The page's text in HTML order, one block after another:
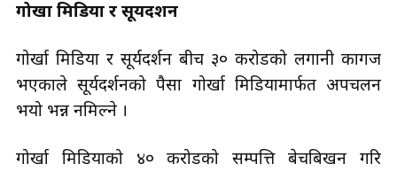
गोर्खा मिडिया र सूर्यदर्शन
गोर्खा मिडिया र सूर्यदर्शन बीच ३० करोडको लगानी कागज
भएकाले सूर्यदर्शनको पैसा गोर्खा मिडियामार्फत अपचलन
भयो भन्न नमिल्ने ।
गोर्खा मिडियाको ४० करोडको सम्पत्ति बेचबिखन गरि